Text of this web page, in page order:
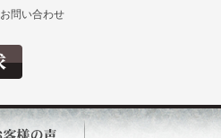
お問い合わせ